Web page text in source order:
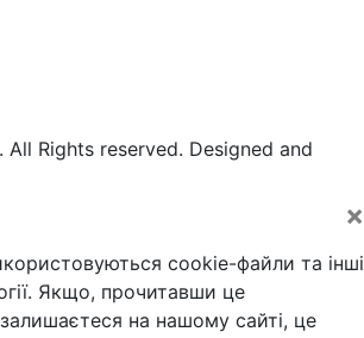
Rights reserved. Designed and
×
cookie-файли та інші
Якщо, прочитавши це
на нашому сайті, це